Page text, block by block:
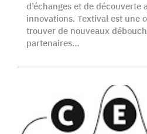
d’échanges et de découverte
innovations. Textival est une
trouver de nouveaux
partenaires…